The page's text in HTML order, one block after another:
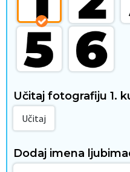
m
i
t
i
l
Učitaj fotografiju 1.
Učitaj
Dodaj imena